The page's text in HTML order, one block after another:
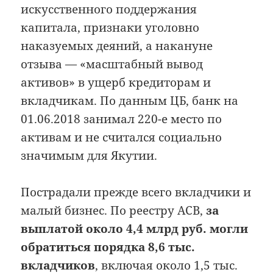
искусственного поддержания
капитала, признаки уголовно
наказуемых деяний, а накануне
отзыва — «масштабный вывод
активов» в ущерб кредиторам и
вкладчикам. По данным ЦБ, банк на
01.06.2018 занимал 220-е место по
активам и не считался социально
значимым для Якутии.
Пострадали прежде всего вкладчики и
малый бизнес. По реестру АСВ,за
выплатой около 4,4 млрд руб. могли
обратиться порядка 8,6 тыс.
вкладчиков, включая около 1,5 тыс.